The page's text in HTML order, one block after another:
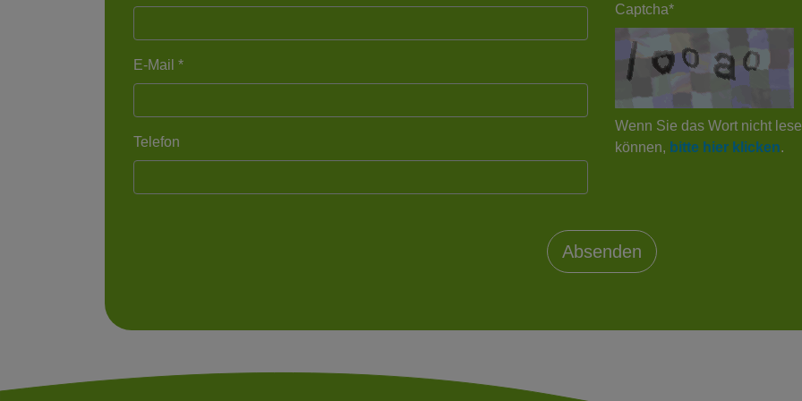
E-Mail *
Telefon
Captcha*
Wenn Sie das Wort nicht
können, bitte hier klicken.